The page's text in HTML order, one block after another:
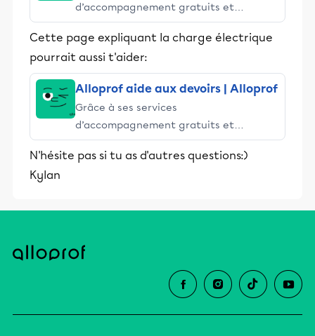
d’accompagnement gratuits et
stimulants, Alloprof engage les élèves
et leurs parents dans la réussite
éducative.
Cette page expliquant la charge électrique
pourrait aussi t'aider:
Alloprof aide aux devoirs | Alloprof
Grâce à ses services
d’accompagnement gratuits et
stimulants, Alloprof engage les élèves
et leurs parents dans la réussite
N'hésite pas si tu as d'autres questions:)
Kylan